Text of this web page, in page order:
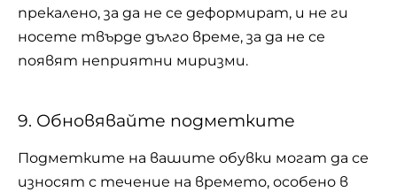
прекалено, за да не се деформират, и не ги
носете твърде дълго време, за да не се
появят неприятни миризми.
9. Обновявайте подметките
Подметките на вашите обувки могат да се
износят с течение на времето, особено в